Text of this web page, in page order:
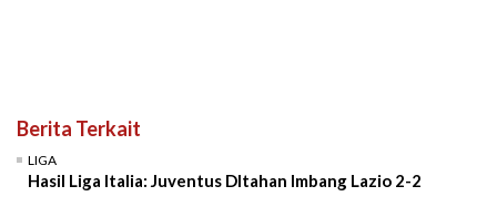
Berita Terkait
LIGA
Hasil Liga Italia: Juventus DItahan Imbang Lazio 2-2